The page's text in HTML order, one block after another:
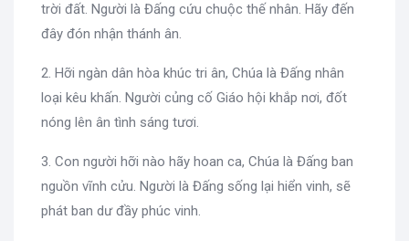
trời đất. Người là Đấng cứu chuộc thế nhân. Hãy đến
đây đón nhận thánh ân.
2. Hỡi ngàn dân hòa khúc tri ân, Chúa là Đấng nhân
loại kêu khấn. Người củng cố Giáo hội khắp nơi, đốt
nóng lên ân tình sáng tươi.
3. Con người hỡi nào hãy hoan ca, Chúa là Đấng ban
nguồn vĩnh cửu. Người là Đấng sống lại hiển vinh, sẽ
phát ban dư đầy phúc vinh.